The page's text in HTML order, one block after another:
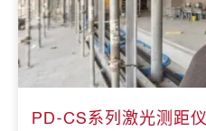
PD-CS系列激光测距仪